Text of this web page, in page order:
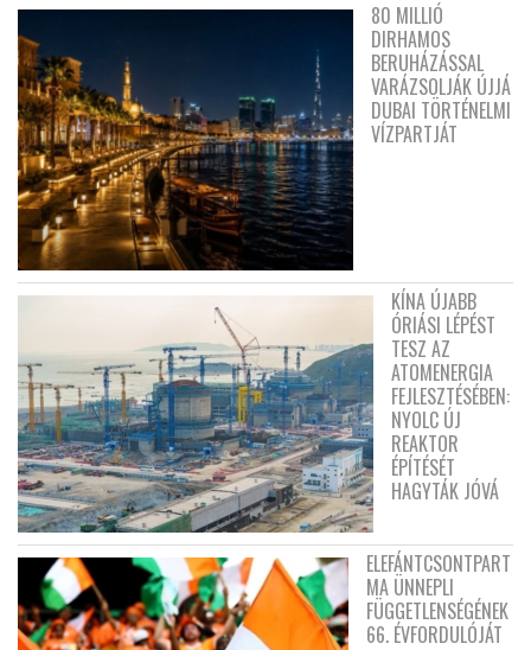
80 MILLIÓ
DIRHAMOS
BERUHÁZÁSSAL
VARÁZSOLJÁK ÚJJÁ
DUBAI TÖRTÉNELMI
VÍZPARTJÁT
KÍNA ÚJABB
ÓRIÁSI LÉPÉST
TESZ AZ
ATOMENERGIA
FEJLESZTÉSÉBEN:
NYOLC ÚJ
REAKTOR
ÉPÍTÉSÉT
HAGYTÁK JÓVÁ
ELEFÁNTCSONTPART
MA ÜNNEPLI
FÜGGETLENSÉGÉNEK
66. ÉVFORDULÓJÁT